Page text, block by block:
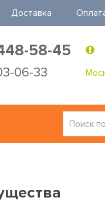
Доставка
58-45
06-33